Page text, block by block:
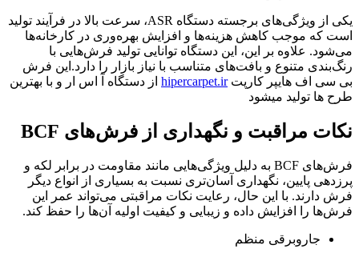
یکی از ویژگی‌های برجسته دستگاه ASR، سرعت بالا در فرآیند تولید
است که موجب کاهش هزینه‌ها و افزایش بهره‌وری در کارخانه‌ها
می‌شود. علاوه بر این، این دستگاه توانایی تولید فرش‌هایی با
رنگ‌بندی متنوع و بافت‌های متناسب با نیاز بازار را دارد.این فرش
بی سی اف هایپر کارپتhipercarpet.ir از دستگاه آ اس ار و با بهترین
طرح ها تولید میشود
نکات مراقبت و نگهداری از فرش‌های BCF
فرش‌های BCF به دلیل ویژگی‌هایی مانند مقاومت در برابر لکه و
پرزدهی پایین، نگهداری آسان‌تری نسبت به بسیاری از انواع دیگر
فرش دارند. با این حال، رعایت نکات مراقبتی می‌تواند عمر این
فرش‌ها را افزایش داده و زیبایی و کیفیت اولیه آن‌ها را حفظ کند.
جاروبرقی منظم